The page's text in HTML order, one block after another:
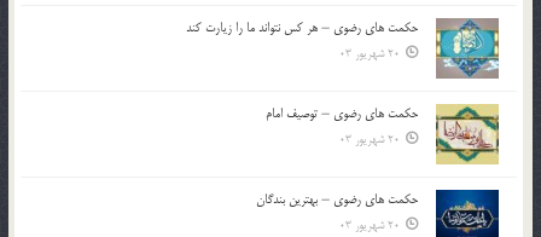
حکمت های رضوی – هر کس نتواند ما را زیارت کند
20 شهریور 03
حکمت های رضوی – توصیف امام
20 شهریور 03
حکمت های رضوی – بهترین بندگان
20 شهریور 03